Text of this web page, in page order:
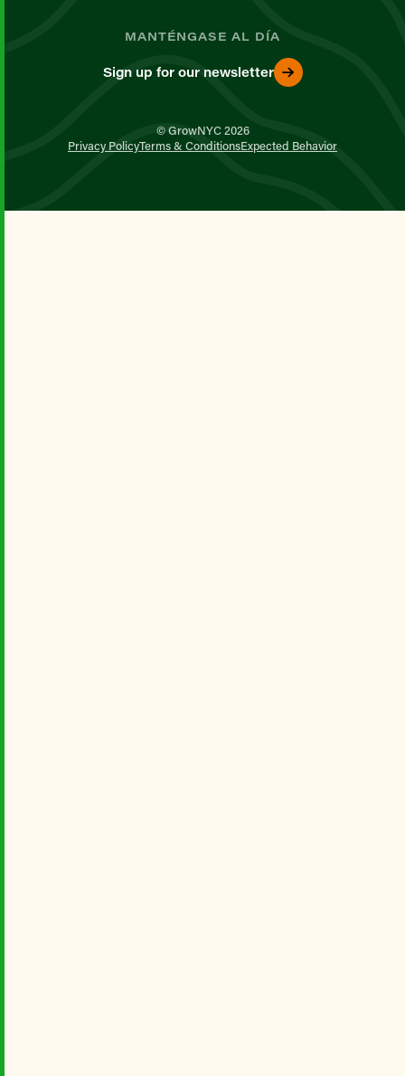
MANTÉNGASE AL DÍA
Sign up for our newsletter
© GrowNYC 2026
Privacy PolicyTerms & ConditionsExpected Behavior